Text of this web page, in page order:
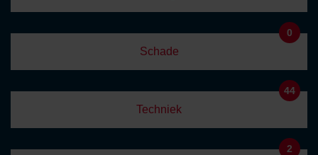
Schade
0
Techniek
44
2